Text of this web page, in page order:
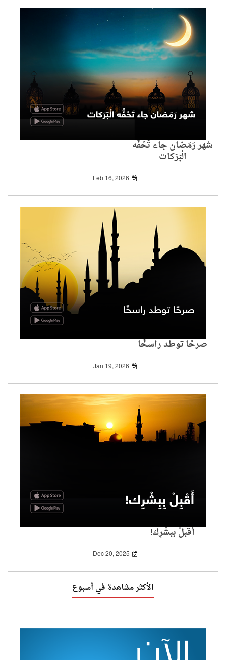
شهر رَمَضان جاء تَحُفُّه
الْبَرَكات
Feb 16, 2026
صرحًا توطد راسخًا
Jan 19, 2026
أَقْبِلْ بِبِشْرِك!
Dec 20, 2025
الأكثر مشاهدة في أسبوع